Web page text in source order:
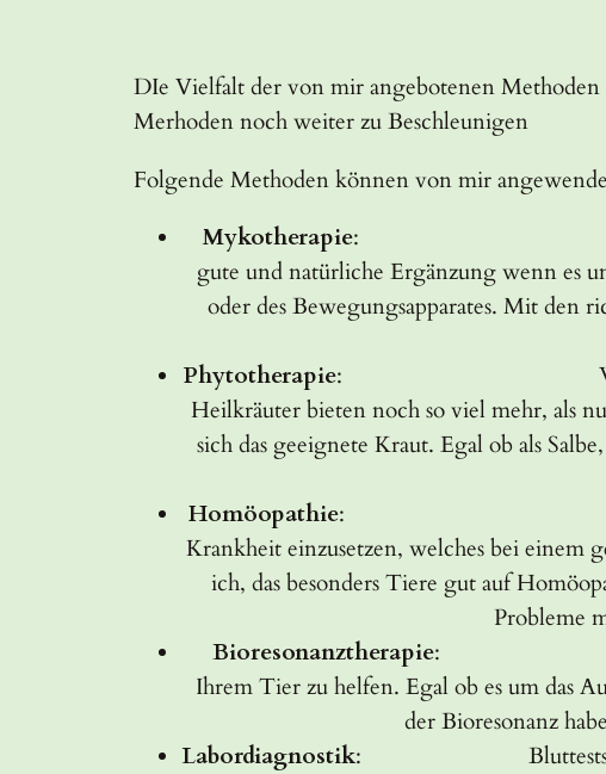
DIe Vielfalt der von mir angebotenen
Merhoden noch weiter zu Beschleunigen
Folgende Methoden können von mir
Mykotherapie: seit vielen
gute und natürliche Ergänzung wenn es
oder des Bewegungsapparates. Mit den
Phytotherapie: Wer kennt nicht
Heilkräuter bieten noch so viel mehr, als
sich das geeignete Kraut. Egal ob als
Homöopathie: das
Krankheit einzusetzen, welches bei einem
ich, das besonders Tiere gut auf
Probleme
Bioresonanztherapie: mit Hilfe von
Ihrem Tier zu helfen. Egal ob es um das
der Bioresonanz
Labordiagnostik: Bluttests, Kot und